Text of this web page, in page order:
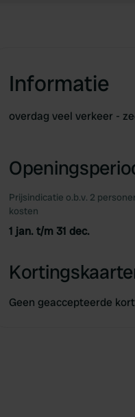
Informatie
overdag veel verkeer -
Prijsindicatie o.b.v. 2
kosten
1 jan. t/m 31 dec.
Geen geaccepteerde